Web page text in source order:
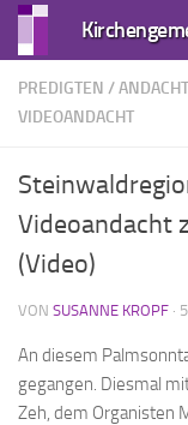
Zum Inhalt
PREDIGTEN /
VIDEOANDACHT
Videoandacht
(Video)
VON SUSANNE KROPF ·
An diesem
gegangen. Diesmal
Zeh, dem Organisten